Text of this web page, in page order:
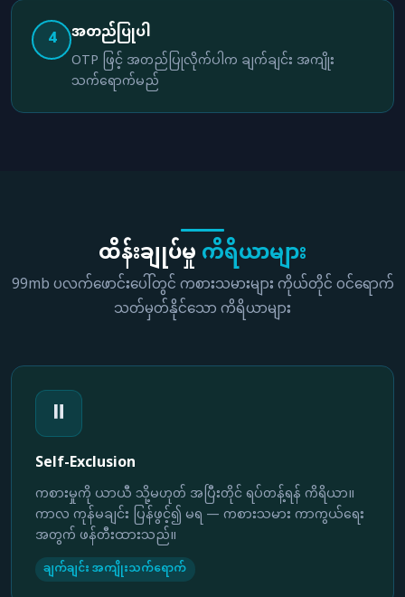
4 အတည်ပြုပါ
OTP ဖြင့် အတည်ပြုလိုက်ပါက ချက်ချင်း အကျိုး
သက်ရောက်မည်
ထိန်းချုပ်မှုကိရိယာများ
99mb ပလက်ဖောင်းပေါ်တွင် ကစားသမားများ ကိုယ်တိုင် ဝင်ရောက်
သတ်မှတ်နိုင်သော ကိရိယာများ
⏸️
Self-Exclusion
ကစားမှုကို ယာယီ သို့မဟုတ် အပြီးတိုင် ရပ်တန့်ရန် ကိရိယာ။
ကာလ ကုန်မချင်း ပြန်ဖွင့်၍ မရ — ကစားသမား ကာကွယ်ရေး
အတွက် ဖန်တီးထားသည်။
ချက်ချင်း အကျိုးသက်ရောက်